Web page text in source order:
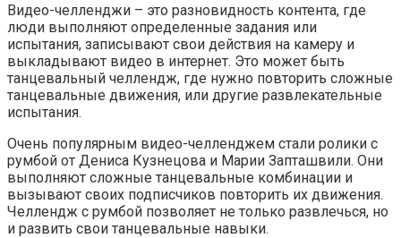
Видео-челленджи – это разновидность контента, где
люди выполняют определенные задания или
испытания, записывают свои действия на камеру и
выкладывают видео в интернет. Это может быть
танцевальный челлендж, где нужно повторить сложные
танцевальные движения, или другие развлекательные
испытания.
Очень популярным видео-челленджем стали ролики с
румбой от Дениса Кузнецова и Марии Запташвили. Они
выполняют сложные танцевальные комбинации и
вызывают своих подписчиков повторить их движения.
Челлендж с румбой позволяет не только развлечься, но
и развить свои танцевальные навыки.